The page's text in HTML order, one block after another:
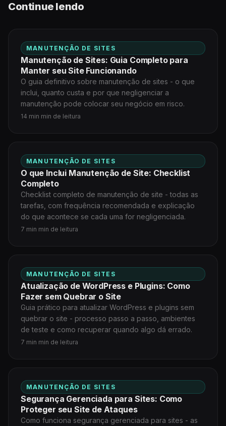
Continue lendo
MANUTENÇÃO DE SITES
Manutenção de Sites: Guia Completo para
Manter seu Site Funcionando
O guia definitivo sobre manutenção de sites - o que
inclui, quanto custa e por que negligenciar a
manutenção pode colocar seu negócio em risco.
14 min min de leitura
MANUTENÇÃO DE SITES
O que Inclui Manutenção de Site: Checklist
Completo
Checklist completo de manutenção de site - todas as
tarefas, com frequência recomendada e explicação
do que acontece se cada uma for negligenciada.
7 min min de leitura
MANUTENÇÃO DE SITES
Atualização de WordPress e Plugins: Como
Fazer sem Quebrar o Site
Guia prático para atualizar WordPress e plugins sem
quebrar o site - processo passo a passo, ambientes
de teste e como recuperar quando algo dá errado.
7 min min de leitura
MANUTENÇÃO DE SITES
Segurança Gerenciada para Sites: Como
Proteger seu Site de Ataques
Como funciona segurança gerenciada para sites - as